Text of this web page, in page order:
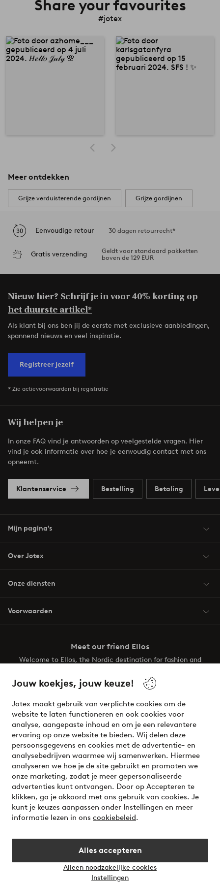
Jouw koekjes, jouw keuze!
Jotex maakt gebruik van verplichte cookies om de
website te laten functioneren en ook cookies voor
analyse, aangepaste inhoud en om je een relevantere
ervaring op onze website te bieden. Wij delen deze
persoonsgegevens en cookies met de advertentie- en
analysebedrijven waarmee wij samenwerken. Hiermee
analyseren we hoe je de site gebruikt en promoten we
onze marketing, zodat je meer gepersonaliseerde
advertenties kunt ontvangen. Door op Accepteren te
klikken, ga je akkoord met ons gebruik van cookies. Je
kunt je keuzes aanpassen onder Instellingen en meer
informatie lezen in ons cookiebeleid.
Alles accepteren
Alleen noodzakelijke cookies
Instellingen
Share your favourites
#jotex
Meer ontdekken
Grijze verduisterende gordijnen Grijze gordijnen
Eenvoudige retour 30 dagen retourrecht*
Gratis verzending
Geldt voor standaard pakketten
boven de 129 EUR
Nieuw hier? Schrijf je in voor40% korting op
het duurste artikel*
Als klant bij ons ben jij de eerste met exclusieve aanbiedingen,
spannend nieuws en veel inspiratie.
Registreer jezelf
* Zie actievoorwaarden bij registratie
Wij helpen je
In onze FAQ vind je antwoorden op veelgestelde vragen. Hier
vind je ook informatie over hoe je eenvoudig contact met ons
opneemt.
Klantenservice Bestelling Betaling
Mijn pagina's
Over Jotex
Onze diensten
Voorwaarden
Meet our friend Ellos
Welcome to Ellos, the Nordic destination for fashion and
your wardrobe. Your next inspiring look is here!
Veilig betalen - Nu betalen of opsplitsen
Wil je meer weten over onze betaalopties?